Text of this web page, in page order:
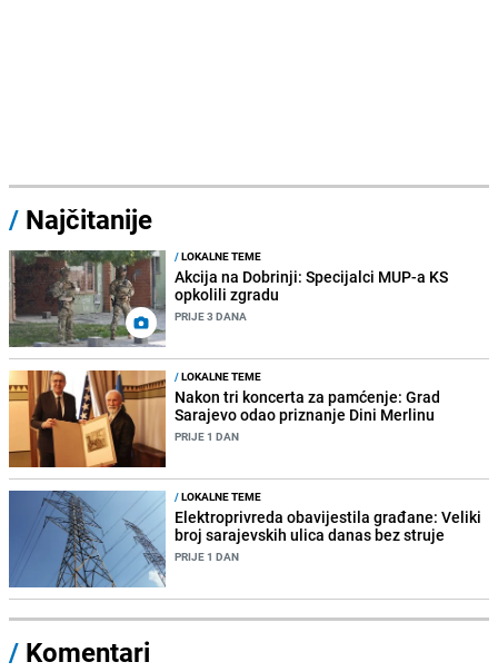
/ Najčitanije
/LOKALNE TEME
Akcija na Dobrinji: Specijalci MUP-a KS
opkolili zgradu
PRIJE 3 DANA
/LOKALNE TEME
Nakon tri koncerta za pamćenje: Grad
Sarajevo odao priznanje Dini Merlinu
PRIJE 1 DAN
/LOKALNE TEME
Elektroprivreda obavijestila građane: Veliki
broj sarajevskih ulica danas bez struje
PRIJE 1 DAN
/ Komentari